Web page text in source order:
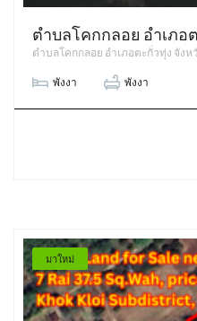
ตำบลโคกกลอย อำเภอ
ตำบลโคกกลอย อำเภอตะกั่วทุ่ง จังห
พังงา พังงา
มาใหม่